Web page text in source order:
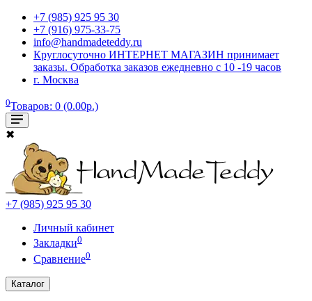
+7 (985) 925 95 30
+7 (916) 975-33-75
info@handmadeteddy.ru
Круглосуточно ИНТЕРНЕТ МАГАЗИН принимает
заказы. Обработка заказов ежедневно с 10 -19 часов
г. Москва
0Товаров: 0 (0.00р.)
✖
+7 (985) 925 95 30
Личный кабинет
Закладки0
Сравнение0
Каталог